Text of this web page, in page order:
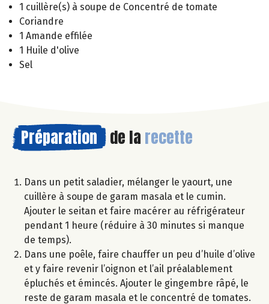
1 cuillère(s) à soupe de Concentré de tomate
Coriandre
1 Amande effilée
1 Huile d'olive
Sel
Préparation de la recette
Dans un petit saladier, mélanger le yaourt, une
cuillère à soupe de garam masala et le cumin.
Ajouter le seitan et faire macérer au réfrigérateur
pendant 1 heure (réduire à 30 minutes si manque
de temps).
Dans une poêle, faire chauffer un peu d’huile d’olive
et y faire revenir l’oignon et l’ail préalablement
épluchés et émincés. Ajouter le gingembre râpé, le
reste de garam masala et le concentré de tomates.